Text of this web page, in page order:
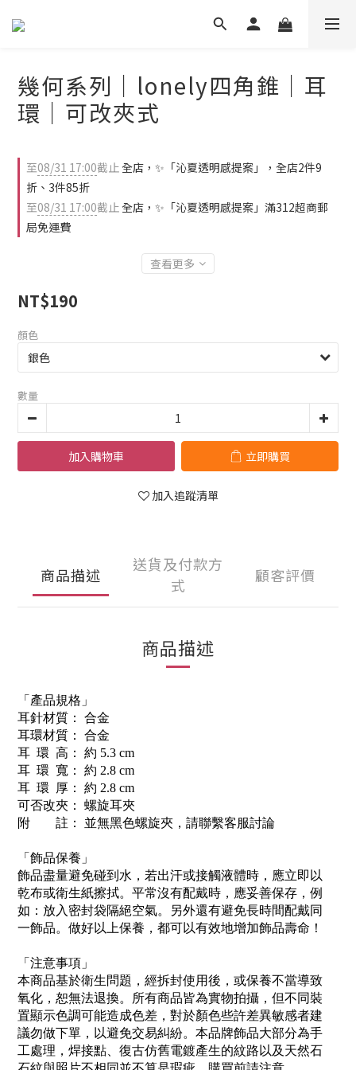
幾何系列｜lonely四角錐｜耳
環｜可改夾式
至08/31 17:00截止全店，✨「沁夏透明感提案」，全店2件9
折、3件85折
至08/31 17:00截止全店，✨「沁夏透明感提案」滿312超商郵
局免運費
查看更多
NT$190
顏色
數量
加入購物車 立即購買
加入追蹤清單
商品描述
送貨及付款方
式
顧客評價
商品描述
「產品規格」
耳針材質： 合金
耳環材質： 合金
耳 環 高： 約 5.3 cm
耳 環 寬： 約 2.8 cm
耳 環 厚： 約 2.8 cm
可否改夾： 螺旋耳夾
附 註： 並無黑色螺旋夾，請聯繫客服討論
「飾品保養」
飾品盡量避免碰到水，若出汗或接觸液體時，應立即以
乾布或衛生紙擦拭。平常沒有配戴時，應妥善保存，例
如：放入密封袋隔絕空氣。另外還有避免長時間配戴同
一飾品。做好以上保養，都可以有效地增加飾品壽命！
「注意事項」
本商品基於衛生問題，經拆封使用後，或保養不當導致
氧化，恕無法退換。所有商品皆為實物拍攝，但不同裝
置顯示色調可能造成色差，對於顏色些許差異敏感者建
議勿做下單，以避免交易糾紛。本品牌飾品大部分為手
工處理，焊接點、復古仿舊電鍍產生的紋路以及天然石